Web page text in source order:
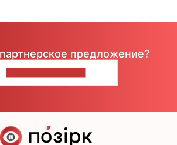
предложение?